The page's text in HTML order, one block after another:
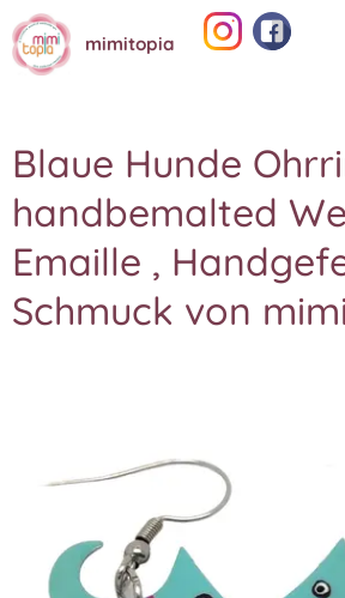
mimitopia
Blaue Hunde
handbemalted
Emaille ,
Schmuck von